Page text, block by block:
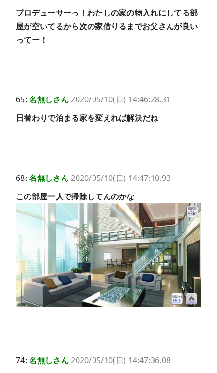
プロデューサーっ！わたしの家の物入れにしてる部
屋が空いてるから次の家借りるまでお父さんが良い
ってー！
65:名無しさん2020/05/10(日) 14:46:28.31
日替わりで泊まる家を変えれば解決だね
68:名無しさん2020/05/10(日) 14:47:10.93
この部屋一人で掃除してんのかな
74:名無しさん2020/05/10(日) 14:47:36.08